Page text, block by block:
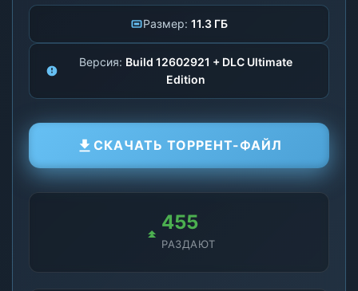
Размер: 11.3 ГБ
Версия: Build 12602921 + DLC Ultimate
Edition
СКАЧАТЬ ТОРРЕНТ-ФАЙЛ
455
РАЗДАЮТ